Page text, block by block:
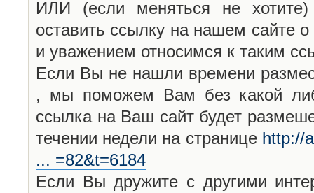
ИЛИ (если меняться не
оставить ссылку на нашем сайте
и уважением относимся к таким
Если Вы не нашли времени
, мы поможем Вам без какой
ссылка на Ваш сайт будет
течении недели на странице http://
... =82&t=6184
Если Вы дружите с другими